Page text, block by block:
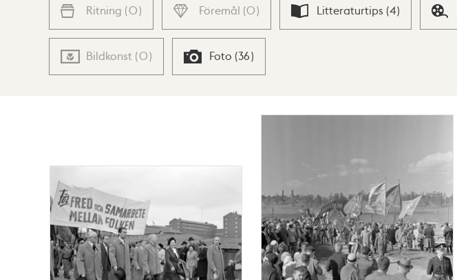
Ritning (0) Föremål (0) Litteraturtips (4)
Bildkonst (0) Foto (36)